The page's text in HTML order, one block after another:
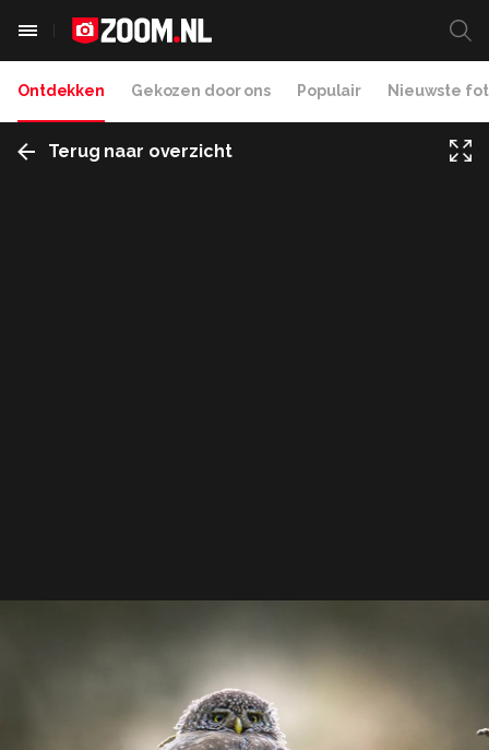
Ontdekken Gekozen door ons Populair Nieuwste
Terug naar overzicht